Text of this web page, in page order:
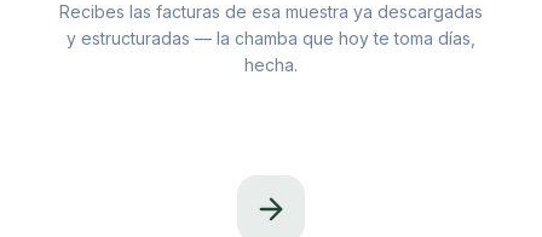
Recibes las facturas de esa muestra ya descargadas
y estructuradas — la chamba que hoy te toma días,
hecha.